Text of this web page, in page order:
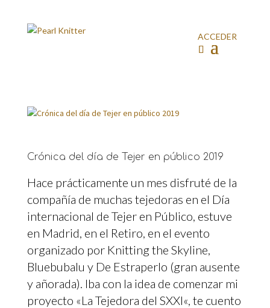
ACCEDER
Crónica del día de Tejer en público 2019
Hace prácticamente un mes disfruté de la
compañía de muchas tejedoras en el Día
internacional de Tejer en Público, estuve
en Madrid, en el Retiro, en el evento
organizado por Knitting the Skyline,
Bluebubalu y De Estraperlo (gran ausente
y añorada). Iba con la idea de comenzar mi
proyecto «La Tejedora del SXXI«, te cuento